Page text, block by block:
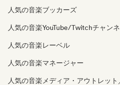
人気の音楽ブッカーズ
人気の音楽YouTube/Twitchチャン
人気の音楽レーベル
人気の音楽マネージャー
人気の音楽メディア・アウトレット